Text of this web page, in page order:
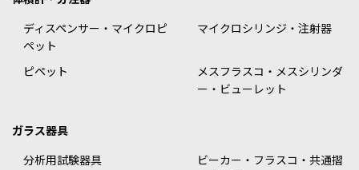
ディスペンサー・マイクロピ
ペット
マイクロシリンジ・注射器
ピペット
メスフラスコ・メスシリンダ
ー・ビューレット
ガラス器具
分析用試験器具
ビーカー・フラスコ・共通摺